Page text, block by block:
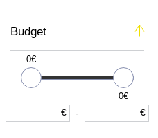
Budget
0€
0€
€ - €